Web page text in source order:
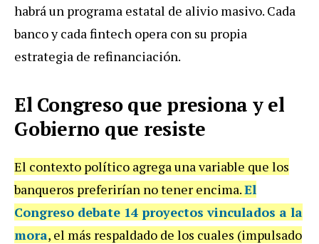
habrá un programa estatal de alivio masivo. Cada
banco y cada fintech opera con su propia
estrategia de refinanciación.
El Congreso que presiona y el
Gobierno que resiste
El contexto político agrega una variable que los
banqueros preferirían no tener encima.El
Congreso debate 14 proyectos vinculados a la
mora, el más respaldado de los cuales (impulsado